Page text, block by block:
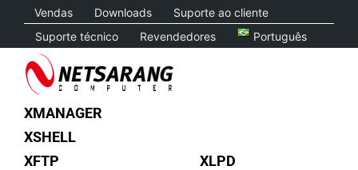
content
Vendas Downloads
Suporte ao cliente
Suporte técnico
Revendedores Português
XMANAGER
XSHELL
XFTP
XLPD